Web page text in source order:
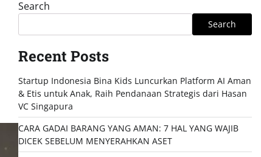
Search
Search
Recent Posts
Startup Indonesia Bina Kids Luncurkan Platform AI Aman
& Etis untuk Anak, Raih Pendanaan Strategis dari Hasan
VC Singapura
CARA GADAI BARANG YANG AMAN: 7 HAL YANG WAJIB
DICEK SEBELUM MENYERAHKAN ASET